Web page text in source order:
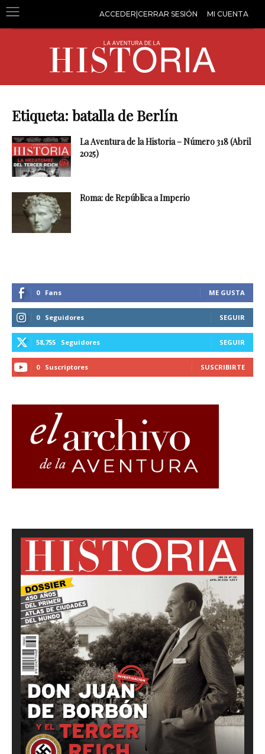
ACCEDER|CERRAR SESIÓN MI CUENTA
Etiqueta: batalla de Berlín
La Aventura de la Historia – Número 318 (Abril
2025)
Roma: de República a Imperio
0 Fans ME GUSTA
0 Seguidores SEGUIR
58,755 Seguidores SEGUIR
0 Suscriptores SUSCRIBIRTE